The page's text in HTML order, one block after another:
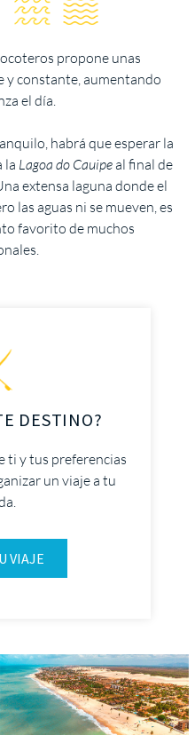
propone unas
y constante, aumentando
el día.
habrá que esperar la
la Lagoa do Cauipeal final de
extensa laguna donde el
las aguas ni se mueven, es
favorito de muchos
DESTINO?
ti y tus preferencias
un viaje a tu
VIAJE